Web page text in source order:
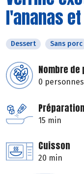
l'ananas
Dessert Sans porc
Nombre
0 personnes
Préparation
15 min
Cuisson
20 min